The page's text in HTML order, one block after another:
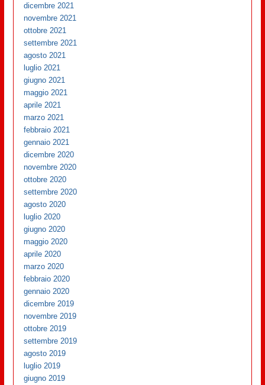
dicembre 2021
novembre 2021
ottobre 2021
settembre 2021
agosto 2021
luglio 2021
giugno 2021
maggio 2021
aprile 2021
marzo 2021
febbraio 2021
gennaio 2021
dicembre 2020
novembre 2020
ottobre 2020
settembre 2020
agosto 2020
luglio 2020
giugno 2020
maggio 2020
aprile 2020
marzo 2020
febbraio 2020
gennaio 2020
dicembre 2019
novembre 2019
ottobre 2019
settembre 2019
agosto 2019
luglio 2019
giugno 2019